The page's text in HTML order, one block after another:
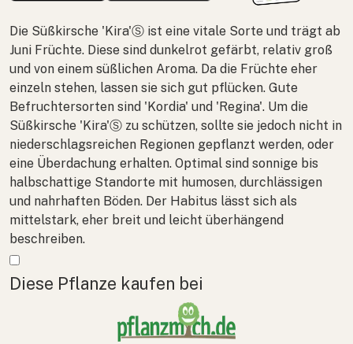
Die Süßkirsche 'Kira'Ⓢ ist eine vitale Sorte und trägt ab
Juni Früchte. Diese sind dunkelrot gefärbt, relativ groß
und von einem süßlichen Aroma. Da die Früchte eher
einzeln stehen, lassen sie sich gut pflücken. Gute
Befruchtersorten sind 'Kordia' und 'Regina'. Um die
Süßkirsche 'Kira'Ⓢ zu schützen, sollte sie jedoch nicht in
niederschlagsreichen Regionen gepflanzt werden, oder
eine Überdachung erhalten. Optimal sind sonnige bis
halbschattige Standorte mit humosen, durchlässigen
und nahrhaften Böden. Der Habitus lässt sich als
mittelstark, eher breit und leicht überhängend
beschreiben.
Mehr anzeigen
Diese Pflanze kaufen bei